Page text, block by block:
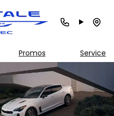
Promos Service